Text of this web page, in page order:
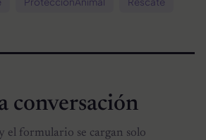
conversación
el formulario se cargan solo